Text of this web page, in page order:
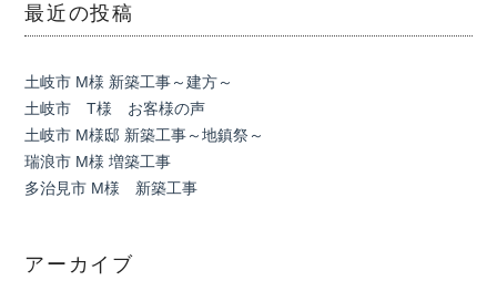
最近の投稿
土岐市 M様 新築工事～建方～
土岐市 T様 お客様の声
土岐市 M様邸 新築工事～地鎮祭～
瑞浪市 M様 増築工事
多治見市 M様 新築工事
アーカイブ